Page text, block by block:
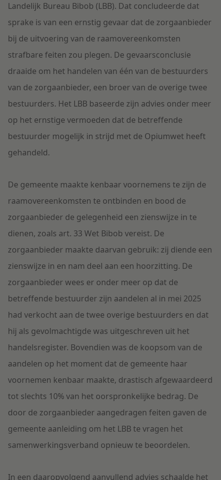
Landelijk Bureau Bibob (LBB). Dat concludeerde dat
sprake is van een ernstig gevaar dat de zorgaanbieder
bij de uitvoering van de raamovereenkomsten
strafbare feiten zou plegen. De gevaarsconclusie
draaide om het handelen van één van de bestuurders
van de zorgaanbieder, een broer van de overige twee
bestuurders. Het LBB baseerde zijn advies onder meer
op het ernstige vermoeden dat de betreffende
bestuurder mogelijk in strijd met de Opiumwet heeft
gehandeld.
De gemeente maakte kenbaar voornemens te zijn de
raamovereenkomsten te ontbinden en bood de
zorgaanbieder de gelegenheid een zienswijze in te
dienen, zoals art. 33 Wet Bibob vereist. De
zorgaanbieder maakte daarvan gebruik: zij diende een
zienswijze in en nam deel aan een hoorzitting. De
zorgaanbieder wees er onder meer op dat de
betreffende bestuurder zijn aandelen al in mei 2025
had verkocht aan de twee overige bestuurders en dat
hij als gevolmachtigde was uitgeschreven uit het
handelsregister. Bovendien was de koopsom van de
aandelen op het moment dat de gemeente haar
voornemen kenbaar maakte, drastisch afgewaardeerd
tot slechts 10% van het oorspronkelijke bedrag. De
door de zorgaanbieder aangedragen feiten gaven de
gemeente aanleiding om het LBB te vragen het
samenwerkingsverband opnieuw te beoordelen.
In een daaropvolgend aanvullend advies schaalde het